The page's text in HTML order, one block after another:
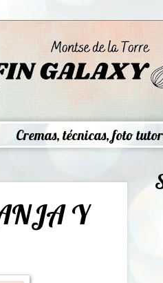
Cremas, técnicas, foto
Y